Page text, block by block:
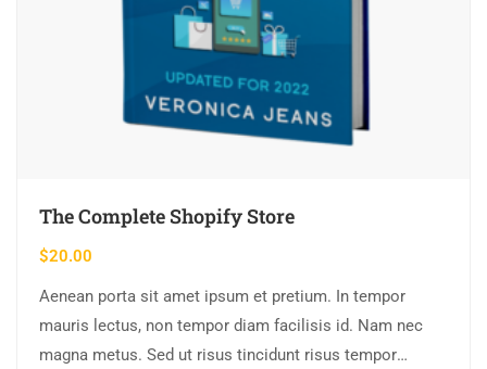
The Complete Shopify Store
$20.00
Aenean porta sit amet ipsum et pretium. In tempor
mauris lectus, non tempor diam facilisis id. Nam nec
magna metus. Sed ut risus tincidunt risus tempor